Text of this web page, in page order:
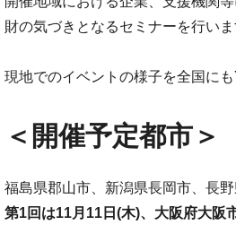
財の気づきとなるセミナーを行いま
現地でのイベントの様子を全国に
＜開催予定都市＞
福島県郡山市、新潟県長岡市、長
第1回は11月11日(木)、大阪府大阪